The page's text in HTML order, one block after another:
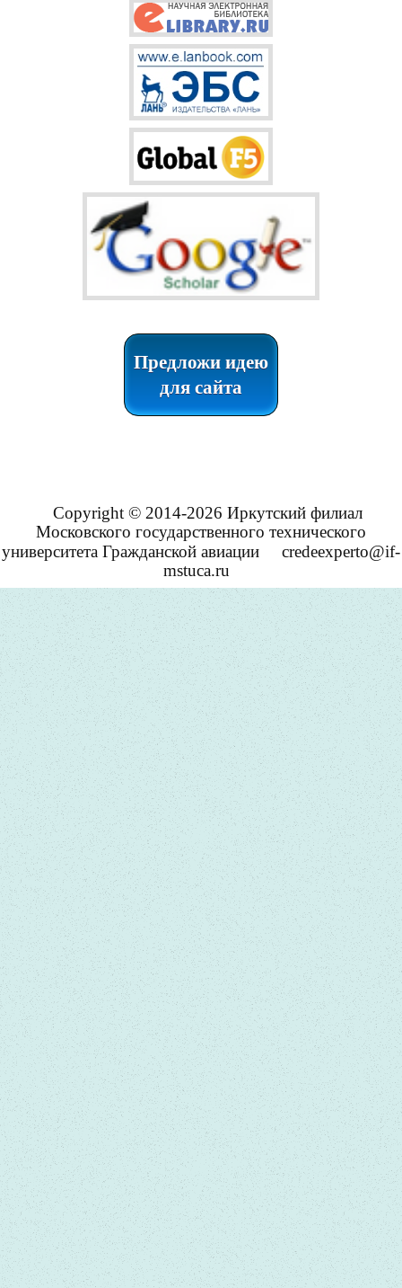
Предложи идею
для сайта
Copyright © 2014-2026 Иркутский филиал
Московского государственного технического
университета Гражданской авиации
credeexperto@if-
mstuca.ru